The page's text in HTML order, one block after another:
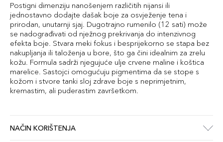
Postigni dimenziju nanošenjem različitih nijansi ili
jednostavno dodajte dašak boje za osvježenje tena i
prirodan, unutarnji sjaj. Dugotrajno rumenilo (12 sati) može
se nadograđivati od nježnog prekrivanja do intenzivnog
efekta boje. Stvara meki fokus i besprijekorno se stapa bez
nakupljanja ili taloženja u bore, što ga čini idealnim za zrelu
kožu. Formula sadrži njegujuće ulje crvene maline i koštica
marelice. Sastojci omogućuju pigmentima da se stope s
kožom i stvore tanki sloj zdrave boje s neprimjetnim,
kremastim, ali puderastim završetkom.
NAČIN KORIŠTENJA